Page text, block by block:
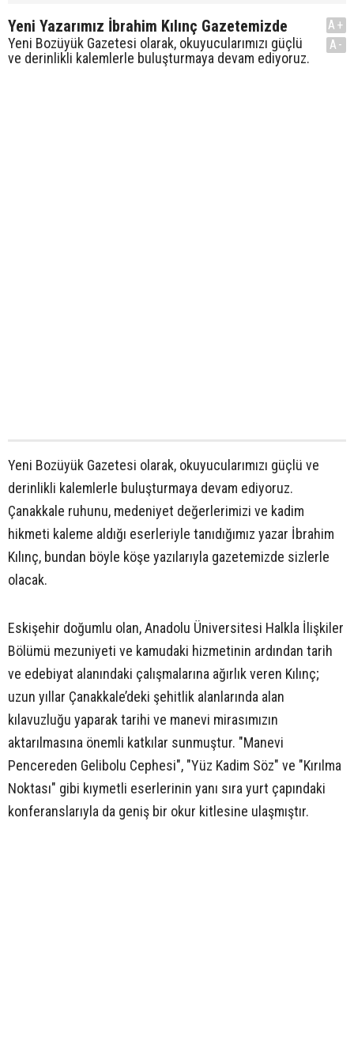
Yeni Yazarımız İbrahim Kılınç Gazetemizde
Yeni Bozüyük Gazetesi olarak, okuyucularımızı güçlü
ve derinlikli kalemlerle buluşturmaya devam ediyoruz.
A+
A-
Yeni Bozüyük Gazetesi olarak, okuyucularımızı güçlü ve
derinlikli kalemlerle buluşturmaya devam ediyoruz.
Çanakkale ruhunu, medeniyet değerlerimizi ve kadim
hikmeti kaleme aldığı eserleriyle tanıdığımız yazar İbrahim
Kılınç, bundan böyle köşe yazılarıyla gazetemizde sizlerle
olacak.
Eskişehir doğumlu olan, Anadolu Üniversitesi Halkla İlişkiler
Bölümü mezuniyeti ve kamudaki hizmetinin ardından tarih
ve edebiyat alanındaki çalışmalarına ağırlık veren Kılınç;
uzun yıllar Çanakkale’deki şehitlik alanlarında alan
kılavuzluğu yaparak tarihi ve manevi mirasımızın
aktarılmasına önemli katkılar sunmuştur. "Manevi
Pencereden Gelibolu Cephesi", "Yüz Kadim Söz" ve "Kırılma
Noktası" gibi kıymetli eserlerinin yanı sıra yurt çapındaki
konferanslarıyla da geniş bir okur kitlesine ulaşmıştır.